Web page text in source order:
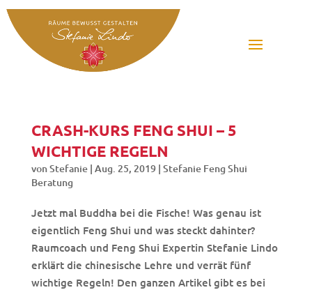
CRASH-KURS FENG SHUI – 5
WICHTIGE REGELN
vonStefanie| Aug. 25, 2019| Stefanie Feng Shui
Beratung
Jetzt mal Buddha bei die Fische! Was genau ist
eigentlich Feng Shui und was steckt dahinter?
Raumcoach und Feng Shui Expertin Stefanie Lindo
erklärt die chinesische Lehre und verrät fünf
wichtige Regeln! Den ganzen Artikel gibt es bei